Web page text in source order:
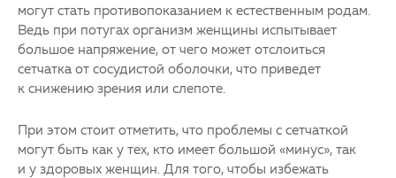
могут стать противопоказанием к естественным родам.
Ведь при потугах организм женщины испытывает
большое напряжение, от чего может отслоиться
сетчатка от сосудистой оболочки, что приведет
к снижению зрения или слепоте.
При этом стоит отметить, что проблемы с сетчаткой
могут быть как у тех, кто имеет большой «минус», так
и у здоровых женщин. Для того, чтобы избежать